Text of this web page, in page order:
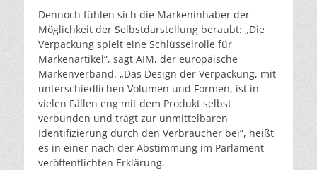
Dennoch fühlen sich die Markeninhaber der
Möglichkeit der Selbstdarstellung beraubt: „Die
Verpackung spielt eine Schlüsselrolle für
Markenartikel“, sagt AIM, der europäische
Markenverband. „Das Design der Verpackung, mit
unterschiedlichen Volumen und Formen, ist in
vielen Fällen eng mit dem Produkt selbst
verbunden und trägt zur unmittelbaren
Identifizierung durch den Verbraucher bei“, heißt
es in einer nach der Abstimmung im Parlament
veröffentlichten Erklärung.